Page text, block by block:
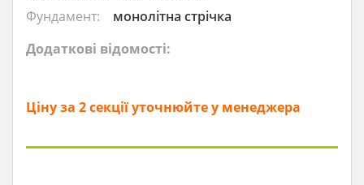
Фундамент:
монолітна стрічка
Додаткові відомості:
Ціну за 2 секції уточнюйте у менеджера